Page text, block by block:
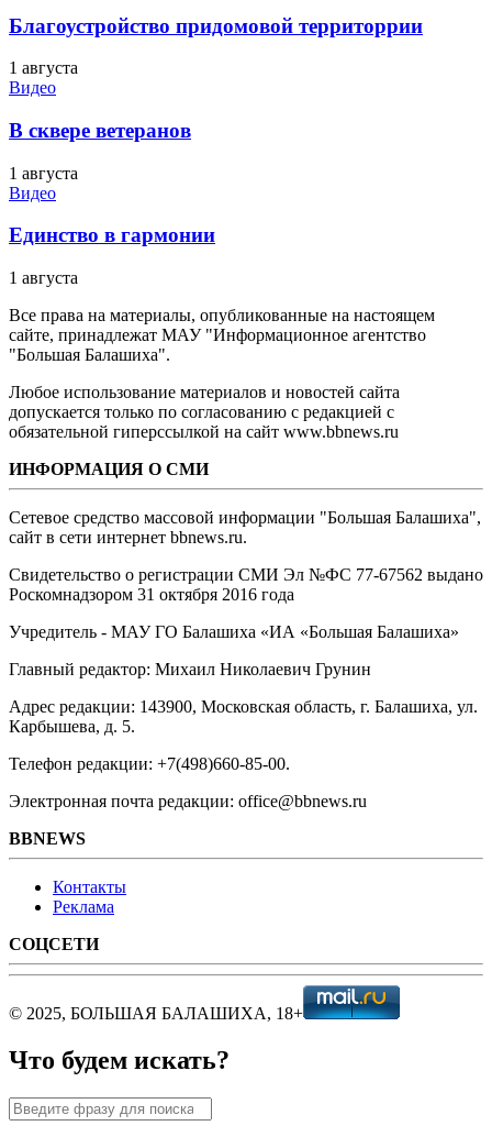
Благоустройство придомовой территоррии
1 августа
Видео
В сквере ветеранов
1 августа
Видео
Единство в гармонии
1 августа
Все права на материалы, опубликованные на настоящем
сайте, принадлежат МАУ "Информационное агентство
"Большая Балашиха".
Любое использование материалов и новостей сайта
допускается только по согласованию с редакцией с
обязательной гиперссылкой на сайт www.bbnews.ru
ИНФОРМАЦИЯ О СМИ
Сетевое средство массовой информации "Большая Балашиха",
сайт в сети интернет bbnews.ru.
Свидетельство о регистрации СМИ Эл №ФС ‎77-67562 выдано
Роскомнадзором 31 октября 2016 года
Учредитель - МАУ ГО Балашиха «ИА «Большая Балашиха»
Главный редактор: Михаил Николаевич Грунин
Адрес редакции: 143900, Московская область, г. Балашиха, ул.
Карбышева, д. 5.
Телефон редакции: +7(498)660-85-00.
Электронная почта редакции: office@bbnews.ru
BBNEWS
Контакты
Реклама
СОЦСЕТИ
© 2025, БОЛЬШАЯ БАЛАШИХА, 18+
Что будем искать?